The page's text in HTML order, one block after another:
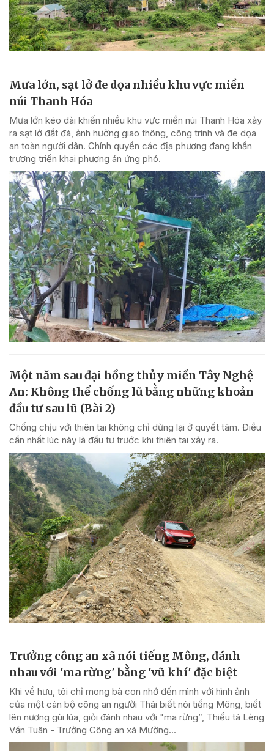
Mưa lớn, sạt lở đe dọa nhiều khu vực miền
núi Thanh Hóa
Mưa lớn kéo dài khiến nhiều khu vực miền núi Thanh Hóa xảy
ra sạt lở đất đá, ảnh hưởng giao thông, công trình và đe dọa
an toàn người dân. Chính quyền các địa phương đang khẩn
trương triển khai phương án ứng phó.
Một năm sau đại hồng thủy miền Tây Nghệ
An: Không thể chống lũ bằng những khoản
đầu tư sau lũ (Bài 2)
Chống chịu với thiên tai không chỉ dừng lại ở quyết tâm. Điều
cần nhất lúc này là đầu tư trước khi thiên tai xảy ra.
Trưởng công an xã nói tiếng Mông, đánh
nhau với 'ma rừng' bằng 'vũ khí' đặc biệt
Khi về hưu, tôi chỉ mong bà con nhớ đến mình với hình ảnh
của một cán bộ công an người Thái biết nói tiếng Mông, biết
lên nương gùi lúa, giỏi đánh nhau với "ma rừng”, Thiếu tá Lèng
Văn Tuân - Trưởng Công an xã Mường...